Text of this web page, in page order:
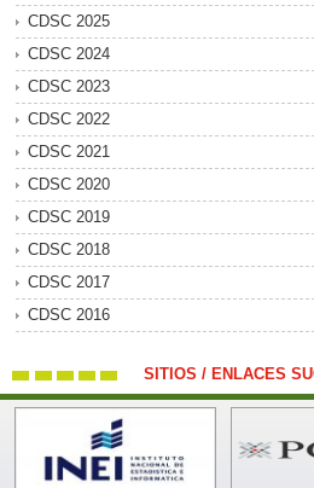
CDSC 2025
CDSC 2024
CDSC 2023
CDSC 2022
CDSC 2021
CDSC 2020
CDSC 2019
CDSC 2018
CDSC 2017
CDSC 2016
SITIOS / ENLACES